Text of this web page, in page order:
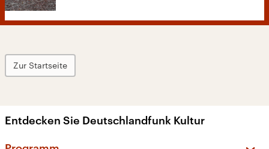
Zur Startseite
Entdecken Sie Deutschlandfunk Kultur